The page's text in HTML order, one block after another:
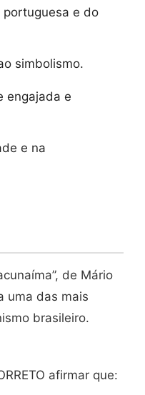
portuguesa e do
simbolismo.
engajada e
e na
de Mário
uma das mais
brasileiro.
afirmar que: